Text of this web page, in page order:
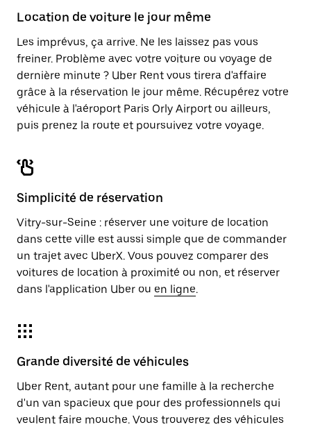
Location de voiture le jour même
Les imprévus, ça arrive. Ne les laissez pas vous
freiner. Problème avec votre voiture ou voyage de
dernière minute ? Uber Rent vous tirera d'affaire
grâce à la réservation le jour même. Récupérez votre
véhicule à l'aéroport Paris Orly Airport ou ailleurs,
puis prenez la route et poursuivez votre voyage.
Simplicité de réservation
Vitry-sur-Seine : réserver une voiture de location
dans cette ville est aussi simple que de commander
un trajet avec UberX. Vous pouvez comparer des
voitures de location à proximité ou non, et réserver
dans l'application Uber ou en ligne.
Grande diversité de véhicules
Uber Rent, autant pour une famille à la recherche
d'un van spacieux que pour des professionnels qui
veulent faire mouche. Vous trouverez des véhicules